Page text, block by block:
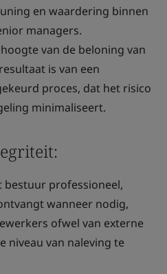
en waardering binnen
managers.
van de beloning van
is van een
proces, dat het risico
minimaliseert.
bestuur professioneel,
wanneer nodig,
ofwel van externe
niveau van naleving te